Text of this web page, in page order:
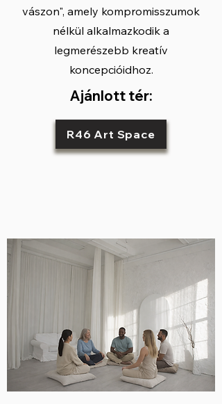
vászon", amely kompromisszumok
nélkül alkalmazkodik a
legmerészebb kreatív
koncepcióidhoz.
Ajánlott tér:
R46 Art Space